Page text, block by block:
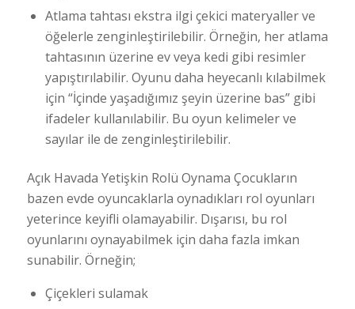
Atlama tahtası ekstra ilgi çekici materyaller ve
öğelerle zenginleştirilebilir. Örneğin, her atlama
tahtasının üzerine ev veya kedi gibi resimler
yapıştırılabilir. Oyunu daha heyecanlı kılabilmek
için “İçinde yaşadığımız şeyin üzerine bas” gibi
ifadeler kullanılabilir. Bu oyun kelimeler ve
sayılar ile de zenginleştirilebilir.
Açık Havada Yetişkin Rolü Oynama Çocukların
bazen evde oyuncaklarla oynadıkları rol oyunları
yeterince keyifli olamayabilir. Dışarısı, bu rol
oyunlarını oynayabilmek için daha fazla imkan
sunabilir. Örneğin;
Çiçekleri sulamak